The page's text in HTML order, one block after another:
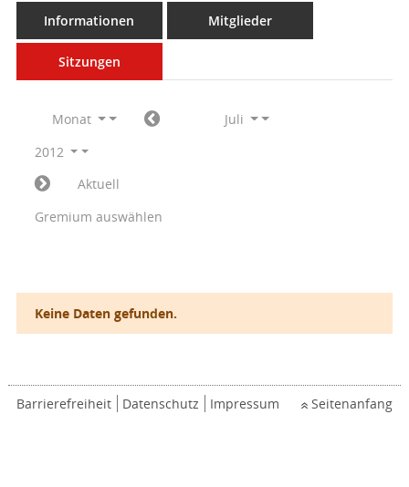
Informationen Mitglieder
Sitzungen
Monat
Juli
2012
Aktuell
Gremium auswählen
Keine Daten gefunden.
Barrierefreiheit Datenschutz Impressum Seitenanfang